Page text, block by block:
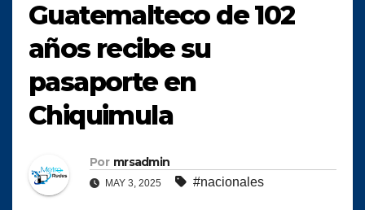
Guatemalteco de 102
años recibe su
pasaporte en
Chiquimula
Por mrsadmin
MAY 3, 2025 #nacionales